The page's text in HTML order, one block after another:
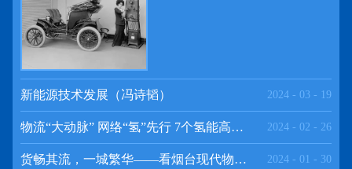
新能源技术发展（冯诗韬） 2024 - 03 - 19
物流“大动脉” 网络“氢”先行 7个氢能高速场景落地京津冀 2024 - 02 - 26
货畅其流，一城繁华——看烟台现代物流发展 2024 - 01 - 30
频道
>>